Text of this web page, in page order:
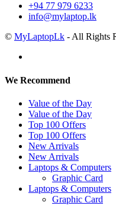
+94 77 979 6233
info@mylaptop.lk
© MyLaptopLk - All Rights
We Recommend
Value of the Day
Value of the Day
Top 100 Offers
Top 100 Offers
New Arrivals
New Arrivals
Laptops & Computers
Graphic Card
Laptops & Computers
Graphic Card